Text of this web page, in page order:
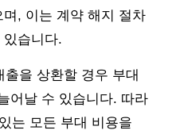
, 이는 계약 해지 절차
습니다.
을 상환할 경우 부대
어날 수 있습니다. 따라
는 모든 부대 비용을